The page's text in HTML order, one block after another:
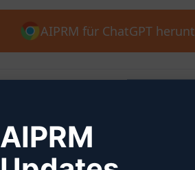
AIPRM für ChatGPT
Schritt 2:
AIPRM